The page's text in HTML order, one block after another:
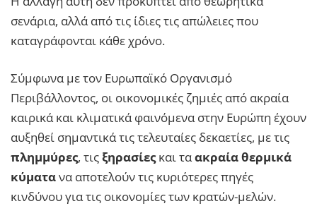
σενάρια, αλλά από τις ίδιες τις απώλειες που
καταγράφονται κάθε χρόνο.
Σύμφωνα με τον Ευρωπαϊκό Οργανισμό
Περιβάλλοντος, οι οικονομικές ζημιές από ακραία
καιρικά και κλιματικά φαινόμενα στην Ευρώπη έχουν
αυξηθεί σημαντικά τις τελευταίες δεκαετίες, με τις
πλημμύρες, τιςξηρασίεςκαι ταακραία θερμικά
κύματανα αποτελούν τις κυριότερες πηγές
κινδύνου για τις οικονομίες των κρατών-μελών.